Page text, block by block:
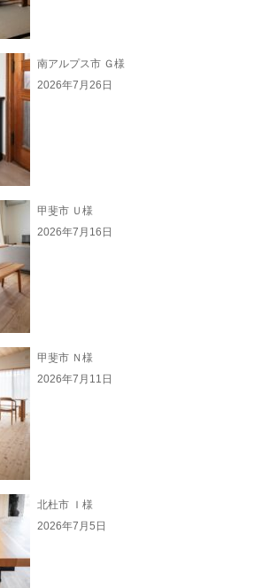
南アルプス市 Ｇ様
2026年7月26日
甲斐市 Ｕ様
2026年7月16日
甲斐市 Ｎ様
2026年7月11日
北杜市 Ｉ様
2026年7月5日